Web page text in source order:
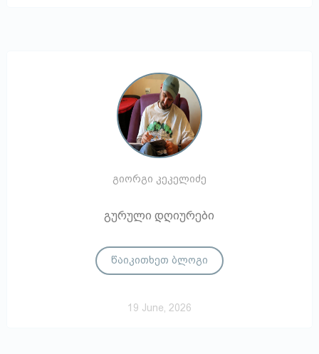
გიორგი კეკელიძე
გურული დღიურები
წაიკითხეთ ბლოგი
19 June, 2026